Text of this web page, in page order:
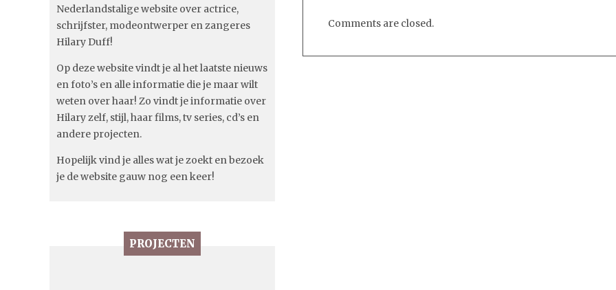
Nederlandstalige website over actrice,
schrijfster, modeontwerper en zangeres
Hilary Duff!
Op deze website vindt je al het laatste nieuws
en foto’s en alle informatie die je maar wilt
weten over haar! Zo vindt je informatie over
Hilary zelf, stijl, haar films, tv series, cd’s en
andere projecten.
Hopelijk vind je alles wat je zoekt en bezoek
je de website gauw nog een keer!
PROJECTEN
Comments are closed.